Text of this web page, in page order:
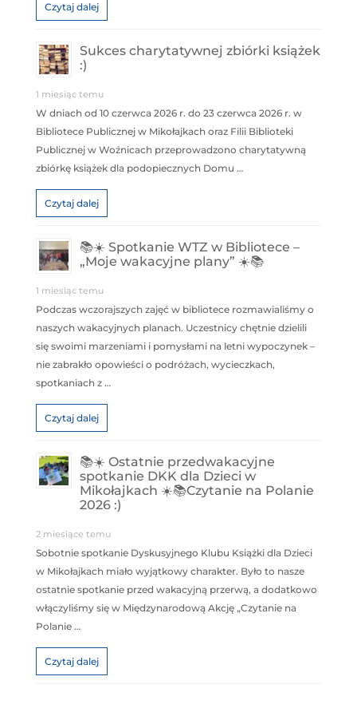
Czytaj dalej
Sukces charytatywnej zbiórki książek
:)
1 miesiąc temu
W dniach od 10 czerwca 2026 r. do 23 czerwca 2026 r. w
Bibliotece Publicznej w Mikołajkach oraz Filii Biblioteki
Publicznej w Woźnicach przeprowadzono charytatywną
zbiórkę książek dla podopiecznych Domu …
Czytaj dalej
📚☀️ Spotkanie WTZ w Bibliotece –
„Moje wakacyjne plany” ☀️📚
1 miesiąc temu
Podczas wczorajszych zajęć w bibliotece rozmawialiśmy o
naszych wakacyjnych planach. Uczestnicy chętnie dzielili
się swoimi marzeniami i pomysłami na letni wypoczynek –
nie zabrakło opowieści o podróżach, wycieczkach,
spotkaniach z …
Czytaj dalej
📚☀️ Ostatnie przedwakacyjne
spotkanie DKK dla Dzieci w
Mikołajkach ☀️📚Czytanie na Polanie
2026 :)
2 miesiące temu
Sobotnie spotkanie Dyskusyjnego Klubu Książki dla Dzieci
w Mikołajkach miało wyjątkowy charakter. Było to nasze
ostatnie spotkanie przed wakacyjną przerwą, a dodatkowo
włączyliśmy się w Międzynarodową Akcję „Czytanie na
Polanie …
Czytaj dalej